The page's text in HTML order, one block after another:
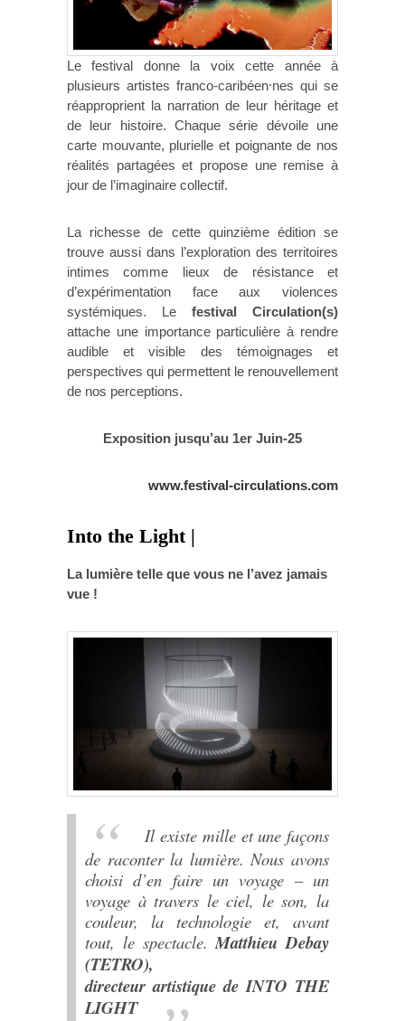
Le festival donne la voix cette année à
plusieurs artistes franco-caribéen⸱nes qui se
réapproprient la narration de leur héritage et
de leur histoire. Chaque série dévoile une
carte mouvante, plurielle et poignante de nos
réalités partagées et propose une remise à
jour de l’imaginaire collectif.
La richesse de cette quinzième édition se
trouve aussi dans l’exploration des territoires
intimes comme lieux de résistance et
d’expérimentation face aux violences
systémiques. Le festival Circulation(s)
attache une importance particulière à rendre
audible et visible des témoignages et
perspectives qui permettent le renouvellement
de nos perceptions.
Exposition jusqu’au 1er Juin-25
www.festival-circulations.com
Into the Light |
La lumière telle que vous ne l’avez jamais
vue !
Il existe mille et une façons
de raconter la lumière. Nous avons
choisi d’en faire un voyage – un
voyage à travers le ciel, le son, la
couleur, la technologie et, avant
tout, le spectacle.Matthieu Debay
(TETRO),
directeur artistique de INTO THE
LIGHT